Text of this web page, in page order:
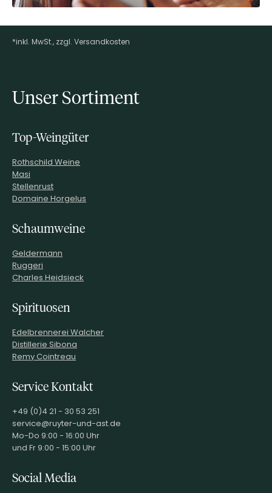
Footer-Menü
*inkl. MwSt., zzgl. Versandkosten
Unser Sortiment
Top-Weingüter
Rothschild Weine
Masi
Stellenrust
Domaine Horgelus
Schaumweine
Geldermann
Ruggeri
Charles Heidsieck
Spirituosen
Edelbrennerei Walcher
Distillerie Sibona
Remy Cointreau
Service Kontakt
+49 (0)4 21 - 30 53 251
service@ruyter-und-ast.de
Mo-Do 9:00 - 16:00 Uhr
und Fr 9:00 - 15:00 Uhr
Social Media